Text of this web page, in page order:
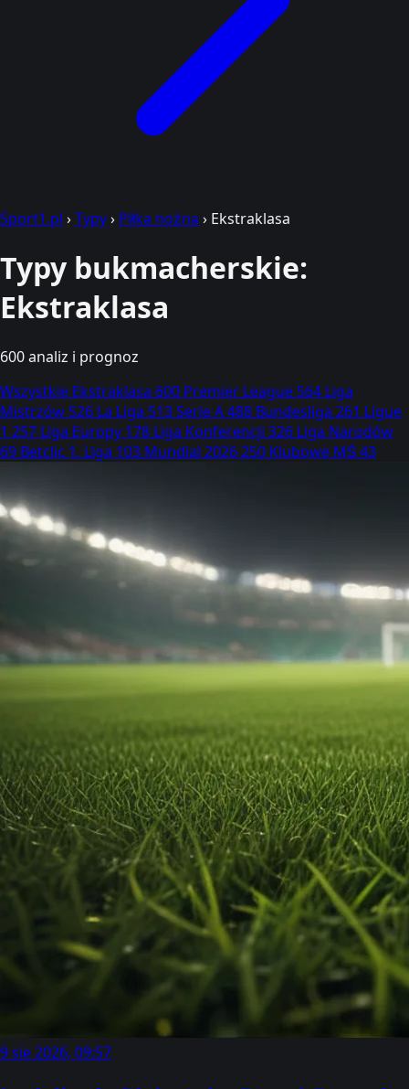
Sport1.pl ›Typy› Piłka nożna › Ekstraklasa
Typy bukmacherskie:
Ekstraklasa
600 analiz i prognoz
Wszystkie Ekstraklasa 600 Premier League 564 Liga
Mistrzów 526 La Liga 513Serie A488 Bundesliga 261 Ligue
1 257 Liga Europy 178 Liga Konferencji 326 Liga Narodów
69 Betclic 1. Liga 103 Mundial 2026250 Klubowe MŚ43
9 sie 2026, 09:57